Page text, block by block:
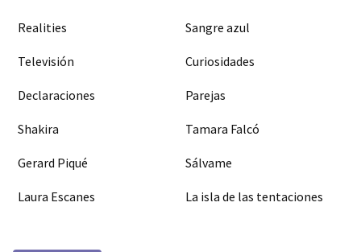
Realities Sangre azul
Televisión Curiosidades
Declaraciones Parejas
Shakira Tamara Falcó
Gerard Piqué Sálvame
Laura Escanes La isla de las tentaciones